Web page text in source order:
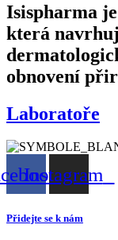
Isispharma
která
obnovení
Laboratoře
Instagram
Přidejte se k nám